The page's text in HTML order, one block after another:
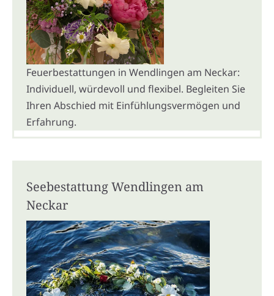
Feuerbestattungen in Wendlingen am Neckar:
Individuell, würdevoll und flexibel. Begleiten Sie
Ihren Abschied mit Einfühlungsvermögen und
Erfahrung.
Seebestattung Wendlingen am
Neckar